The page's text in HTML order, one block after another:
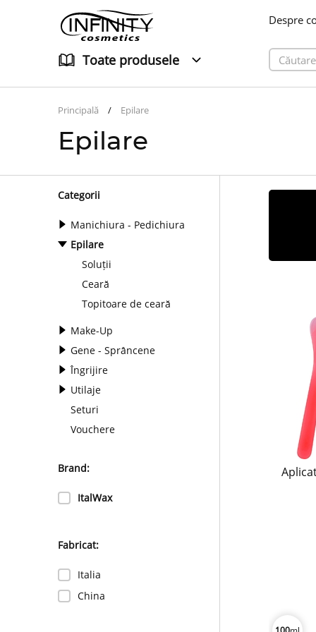
Despre
Toate produsele
Principală Epilare
Epilare
Categorii
Manichiura - Pedichiura
Epilare
Soluții
Ceară
Topitoare de ceară
Make-Up
Gene - Sprâncene
Îngrijire
Utilaje
Seturi
Vouchere
Brand:
ItalWax
Fabricat:
Italia
China